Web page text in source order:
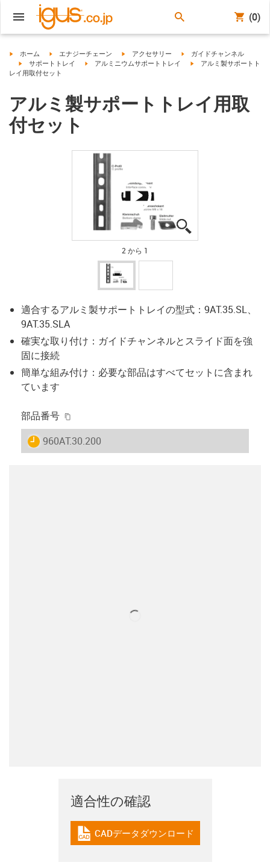
(0)
igus-icon-arrow-right
ホーム igus-icon-arrow-right
エナジーチェーン igus-icon-arrow-right
アクセサリー igus-icon-arrow-right
ガイドチャンネル
igus-icon-arrow-right
サポートトレイ igus-icon-arrow-right
アルミニウムサポートトレイ igus-icon-arrow-right
アルミ製サポートト
レイ用取付セット
アルミ製サポートトレイ用取
付セット
2 から 1
適合するアルミ製サポートトレイの型式：9AT.35.SL、
9AT.35.SLA
確実な取り付け：ガイドチャンネルとスライド面を強
固に接続
簡単な組み付け：必要な部品はすべてセットに含まれ
ています
部品番号
igus-icon-lieferzeit
960AT.30.200
適合性の確認
igus-icon-cad-dateien
CADデータダウンロード